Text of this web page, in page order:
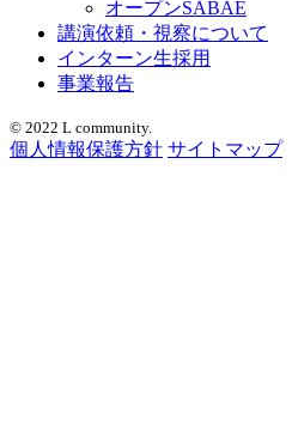
オープンSABAE
講演依頼・視察について
インターン生採用
事業報告
© 2022 L community.
個人情報保護方針 サイトマップ